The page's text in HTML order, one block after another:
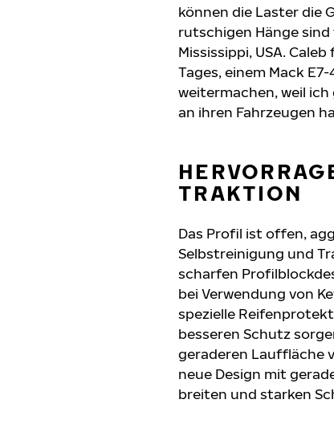
können die Laster die
rutschigen Hänge
Mississippi, USA.
Tages, einem Mack
weitermachen, weil ich
an ihren Fahrzeugen
TRAKTION
Das Profil ist offen,
Selbstreinigung und
scharfen
bei Verwendung von
spezielle
besseren Schutz
geraderen Lauffläche
neue Design mit
breiten und starken